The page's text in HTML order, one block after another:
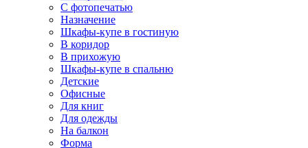
С фотопечатью
Назначение
Шкафы-купе в гостиную
В коридор
В прихожую
Шкафы-купе в спальню
Детские
Офисные
Для книг
Для одежды
На балкон
Форма